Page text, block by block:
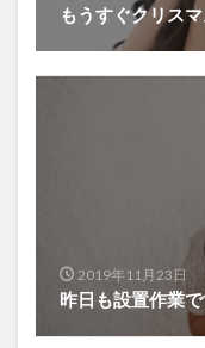
もうすぐクリスマ
2019年11月23日
昨日も設置作業